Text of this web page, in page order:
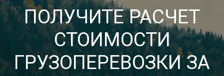
8 (800) 533-86-05
Тарифы
Отзывы
Статьи
ПОЛУЧИТЕ РАСЧЕТ
СТОИМОСТИ
ГРУЗОПЕРЕВОЗКИ ЗА